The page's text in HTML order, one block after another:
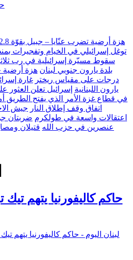
هزة أرضية تضرب عنّايا – جبيل بقوّة 2.8 درجات على مقياس ريختر
توغل إسرائيلي في الخيام وتفجيرات
سقوط مسيّرة إسرائيلية في رب
بلدة يارون جنوبي لبنان
درجات على مقياس ريختر غارة
يارون اللبنانية إسرائيل تعلن العثور
في قطاع غزة الأمر الذي يفتح الطريق
اتفاق وقف إطلاق النار جيش
اعتقالات واسعة في طولكرم ضربتان
عنصرين في حزب الله
حاكم كاليفورنيا يتهم